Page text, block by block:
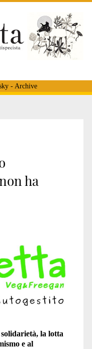
- Archive
ha
la lotta
e al